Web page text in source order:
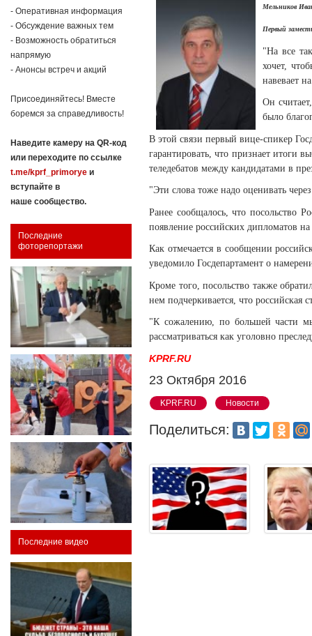
- Оперативная информация
- Обсуждение важных тем
- Возможность обратиться
напрямую
- Анонсы встреч и акций
Присоединяйтесь! Вместе
боремся за справедливость!
Наведите камеру на QR-код
или переходите по ссылке
t.me/kprf_primorye и
вступайте в
наше сообщество.
Последние
фоторепортажи
Последние видео
Мельников
Первый
"На все
хочет,
навевает
Он
было
В этой связи первый вице-спикер
гарантировать, что признает итоги
теледебатов между кандидатами в
"Эти слова тоже надо оценивать
Ранее сообщалось, что посольство
появление российских дипломатов
Как отмечается в сообщении
уведомило Госдепартамент о
Кроме того, посольство также
нем подчеркивается, что
"К сожалению, по большей части мы
рассматриваться как уголовно
KPRF.RU
23 Октября 2016
KPRF.RU Новости
Поделиться: